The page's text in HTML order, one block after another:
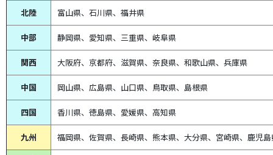
北陸 富山県、 石川県、 福井県
中部 静岡県、 愛知県、 三重県、 岐阜県
関西 大阪府、京都府、滋賀県、奈良県、和歌山県、兵庫県
中国 岡山県、広島県、山口県、鳥取県、島根県
四国 香川県、徳島県、愛媛県、高知県
九州 福岡県、佐賀県、長崎県、熊本県、大分県、宮崎県、鹿児